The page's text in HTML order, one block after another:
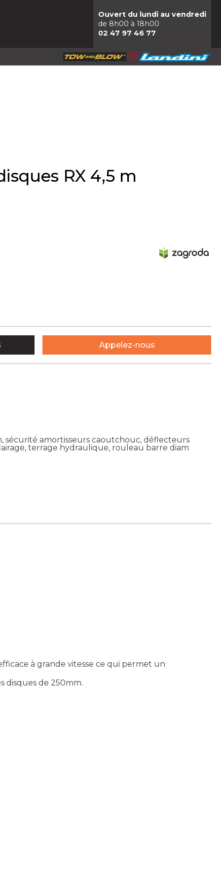
Ouvert du lundi au vendredi
de 8h00 à 18h00
02 47 97 46 77
RX 4,5 m
sécurité amortisseurs caoutchouc, déflecteurs
terrage hydraulique, rouleau barre diam
Appelez-nous
à grande vitesse ce qui permet un
disques de 250mm.